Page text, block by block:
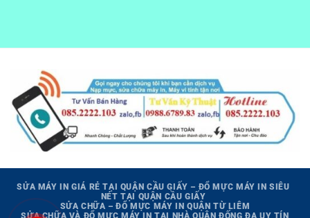
SỬA MÁY IN GIÁ RẺ TẠI QUẬN CẦU GIẤY – ĐỔ MỰC MÁY IN SIÊU
NÉT TẠI QUẬN CẦU GIẤY
SỬA CHỮA – ĐỔ MỰC MÁY IN QUẬN TỪ LIÊM